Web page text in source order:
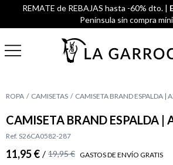
REMATE de REBAJAS hasta -60% dto. |
Península sin compra
ROPA CAMISETAS CAMISETA BRAND ESPALDA |
CAMISETA BRAND ESPALDA |
Ref. S26CA0582-287
11,95 € / 19,95 € GASTOS DE ENVÍO GRATIS